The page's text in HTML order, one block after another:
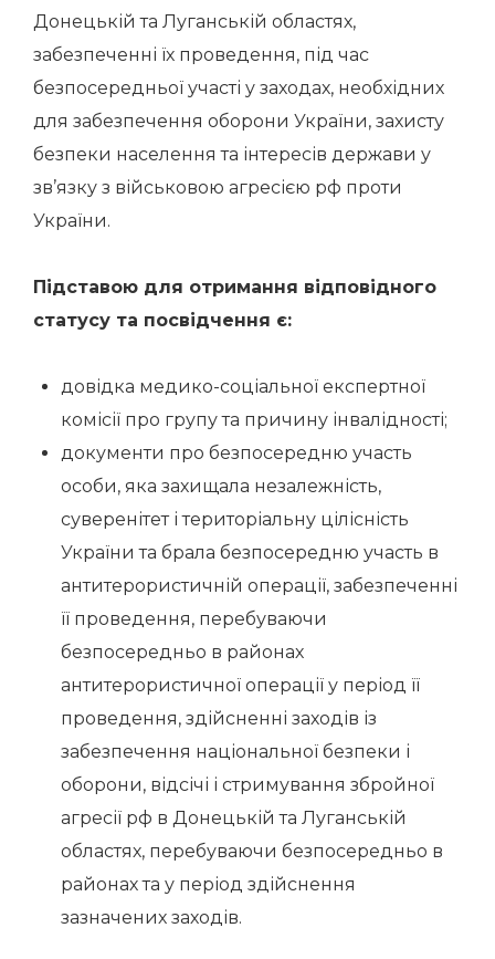
Донецькій та Луганській областях,
забезпеченні їх проведення, під час
безпосередньої участі у заходах, необхідних
для забезпечення оборони України, захисту
безпеки населення та інтересів держави у
зв’язку з військовою агресією рф проти
України.
Підставою для отримання відповідного
статусу та посвідчення є:
довідка медико-соціальної експертної
комісії про групу та причину інвалідності;
документи про безпосередню участь
особи, яка захищала незалежність,
суверенітет і територіальну цілісність
України та брала безпосередню участь в
антитерористичній операції, забезпеченні
її проведення, перебуваючи
безпосередньо в районах
антитерористичної операції у період її
проведення, здійсненні заходів із
забезпечення національної безпеки і
оборони, відсічі і стримування збройної
агресії рф в Донецькій та Луганській
областях, перебуваючи безпосередньо в
районах та у період здійснення
зазначених заходів.